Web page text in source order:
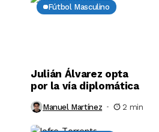
Fútbol Masculino
Julián Álvarez opta
por la vía diplomática
Manuel Martínez 2 min